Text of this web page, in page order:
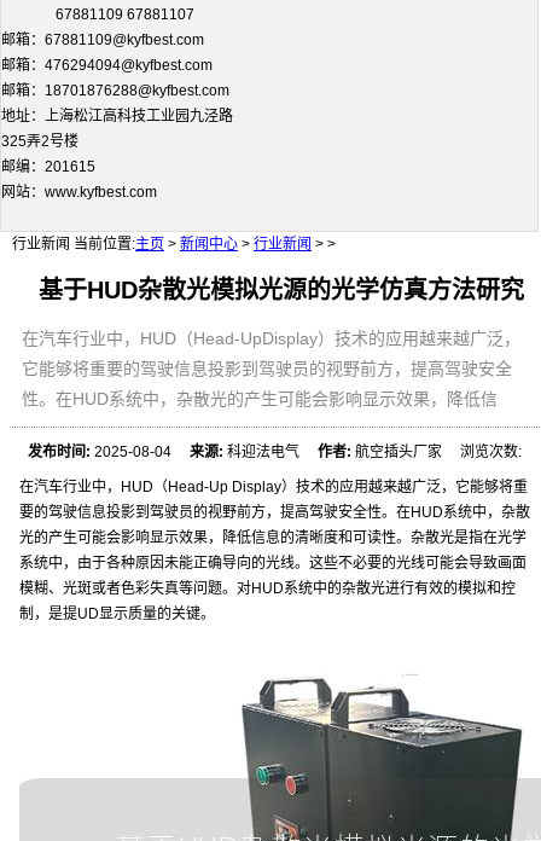
67881109 67881107
邮箱：67881109@kyfbest.com
邮箱：476294094@kyfbest.com
邮箱：18701876288@kyfbest.com
地址：上海松江高科技工业园九泾路
325弄2号楼
邮编：201615
网站：www.kyfbest.com
行业新闻 当前位置:主页 > 新闻中心 > 行业新闻 > >
基于HUD杂散光模拟光源的光学仿真方法研究
在汽车行业中，HUD（Head-UpDisplay）技术的应用越来越广泛，
它能够将重要的驾驶信息投影到驾驶员的视野前方，提高驾驶安全
性。在HUD系统中，杂散光的产生可能会影响显示效果，降低信
发布时间: 2025-08-04来源: 科迎法电气作者: 航空插头厂家 浏览次数:
在汽车行业中，HUD（Head-Up Display）技术的应用越来越广泛，它能够将重
要的驾驶信息投影到驾驶员的视野前方，提高驾驶安全性。在HUD系统中，杂散
光的产生可能会影响显示效果，降低信息的清晰度和可读性。杂散光是指在光学
系统中，由于各种原因未能正确导向的光线。这些不必要的光线可能会导致画面
模糊、光斑或者色彩失真等问题。对HUD系统中的杂散光进行有效的模拟和控
制，是提UD显示质量的关键。